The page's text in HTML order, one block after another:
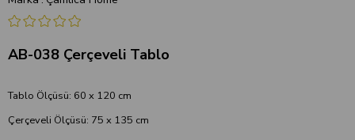
AB-038 Çerçeveli Tablo
Tablo Ölçüsü: 60 x 120 cm
Çerçeveli Ölçüsü: 75 x 135 cm